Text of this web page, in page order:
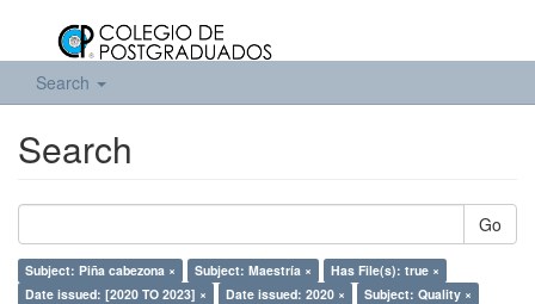
Search
Search
Go
Subject: Piña cabezona × Subject: Maestría ×
Has File(s): true ×
Date issued: [2020 TO 2023] ×
Date issued: 2020 ×
Subject: Quality ×